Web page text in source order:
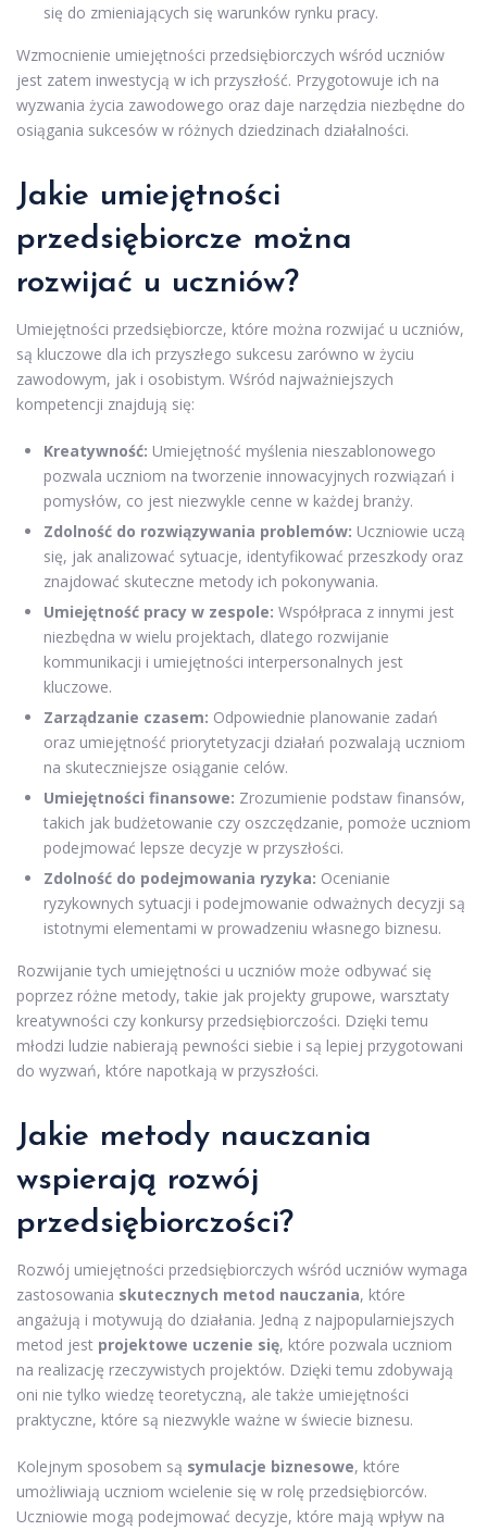
się do zmieniających się warunków rynku pracy.
Wzmocnienie umiejętności przedsiębiorczych wśród uczniów
jest zatem inwestycją w ich przyszłość. Przygotowuje ich na
wyzwania życia zawodowego oraz daje narzędzia niezbędne do
osiągania sukcesów w różnych dziedzinach działalności.
Jakie umiejętności
przedsiębiorcze można
rozwijać u uczniów?
Umiejętności przedsiębiorcze, które można rozwijać u uczniów,
są kluczowe dla ich przyszłego sukcesu zarówno w życiu
zawodowym, jak i osobistym. Wśród najważniejszych
kompetencji znajdują się:
Kreatywność: Umiejętność myślenia nieszablonowego
pozwala uczniom na tworzenie innowacyjnych rozwiązań i
pomysłów, co jest niezwykle cenne w każdej branży.
Zdolność do rozwiązywania problemów: Uczniowie uczą
się, jak analizować sytuacje, identyfikować przeszkody oraz
znajdować skuteczne metody ich pokonywania.
Umiejętność pracy w zespole: Współpraca z innymi jest
niezbędna w wielu projektach, dlatego rozwijanie
kommunikacji i umiejętności interpersonalnych jest
kluczowe.
Zarządzanie czasem: Odpowiednie planowanie zadań
oraz umiejętność priorytetyzacji działań pozwalają uczniom
na skuteczniejsze osiąganie celów.
Umiejętności finansowe: Zrozumienie podstaw finansów,
takich jak budżetowanie czy oszczędzanie, pomoże uczniom
podejmować lepsze decyzje w przyszłości.
Zdolność do podejmowania ryzyka: Ocenianie
ryzykownych sytuacji i podejmowanie odważnych decyzji są
istotnymi elementami w prowadzeniu własnego biznesu.
Rozwijanie tych umiejętności u uczniów może odbywać się
poprzez różne metody, takie jak projekty grupowe, warsztaty
kreatywności czy konkursy przedsiębiorczości. Dzięki temu
młodzi ludzie nabierają pewności siebie i są lepiej przygotowani
do wyzwań, które napotkają w przyszłości.
Jakie metody nauczania
wspierają rozwój
przedsiębiorczości?
Rozwój umiejętności przedsiębiorczych wśród uczniów wymaga
zastosowania skutecznych metod nauczania, które
angażują i motywują do działania. Jedną z najpopularniejszych
metod jest projektowe uczenie się, które pozwala uczniom
na realizację rzeczywistych projektów. Dzięki temu zdobywają
oni nie tylko wiedzę teoretyczną, ale także umiejętności
praktyczne, które są niezwykle ważne w świecie biznesu.
Kolejnym sposobem są symulacje biznesowe, które
umożliwiają uczniom wcielenie się w rolę przedsiębiorców.
Uczniowie mogą podejmować decyzje, które mają wpływ na